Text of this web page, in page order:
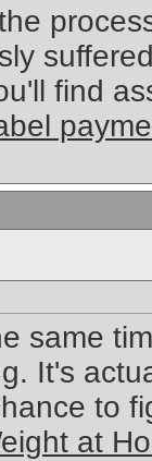
find
same
It's
to
at